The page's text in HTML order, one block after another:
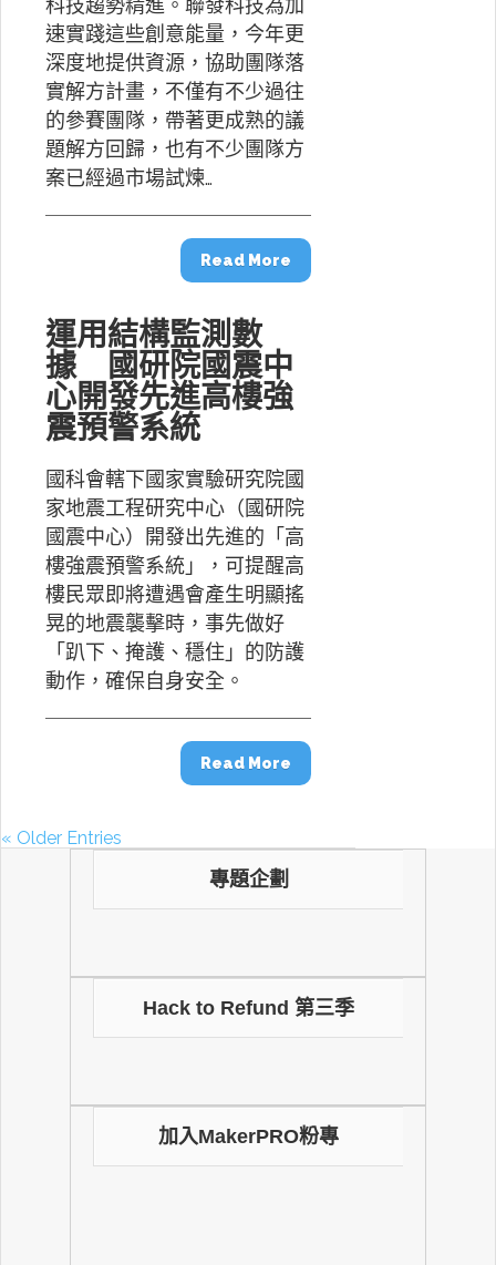
科技趨勢精進。聯發科技為加
速實踐這些創意能量，今年更
深度地提供資源，協助團隊落
實解方計畫，不僅有不少過往
的參賽團隊，帶著更成熟的議
題解方回歸，也有不少團隊方
案已經過市場試煉…
Read More
運用結構監測數
據 國研院國震中
心開發先進高樓強
震預警系統
國科會轄下國家實驗研究院國
家地震工程研究中心（國研院
國震中心）開發出先進的「高
樓強震預警系統」，可提醒高
樓民眾即將遭遇會產生明顯搖
晃的地震襲擊時，事先做好
「趴下、掩護、穩住」的防護
動作，確保自身安全。
Read More
« Older Entries
專題企劃
Hack to Refund 第三季
加入MakerPRO粉專